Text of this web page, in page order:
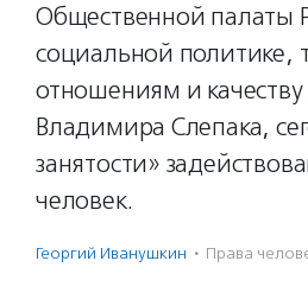
Общественной палаты
социальной политике,
отношениям и
Владимира Слепака,
занятости»
человек.
Георгий Иванушкин · Права